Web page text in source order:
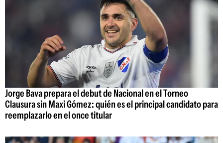
Jorge Bava prepara el debut de Nacional en el Torneo
Clausura sin Maxi Gómez: quién es el principal candidato para
reemplazarlo en el once titular